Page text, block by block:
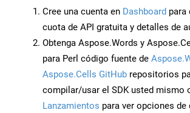
Cree una cuenta en Dashboard para
cuota de API gratuita y detalles de
Obtenga Aspose.Words y
para Perl código fuente de
Aspose.Cells GitHub repositorios
compilar/usar el SDK usted mismo
Lanzamientos para ver opciones de